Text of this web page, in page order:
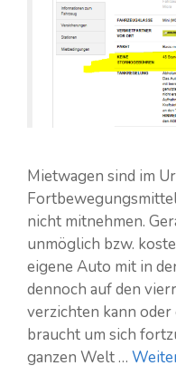
Mietwagen sind im
nicht mitnehmen.
unmöglich bzw.
eigene Auto mit in
dennoch auf den
verzichten kann
braucht um sich
ganzen Welt …